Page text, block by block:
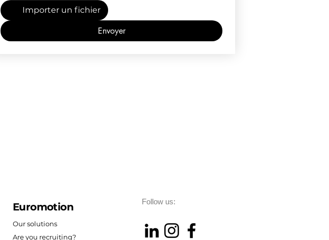
Importer un fichier
Envoyer
Euromotion
Our solutions
Are you recruiting?
Follow us: